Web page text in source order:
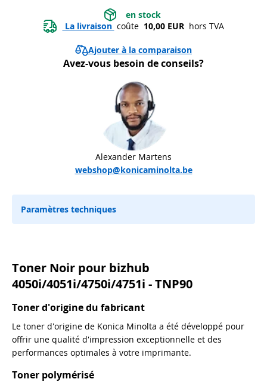
en stock
La livraison coûte 10,00 EUR hors TVA
Ajouter à la comparaison
Avez-vous besoin de conseils?
Alexander Martens
webshop@konicaminolta.be
Paramètres techniques
Toner Noir pour bizhub
4050i/4051i/4750i/4751i - TNP90
Toner d'origine du fabricant
Le toner d'origine de Konica Minolta a été développé pour
offrir une qualité d'impression exceptionnelle et des
performances optimales à votre imprimante.
Toner polymérisé